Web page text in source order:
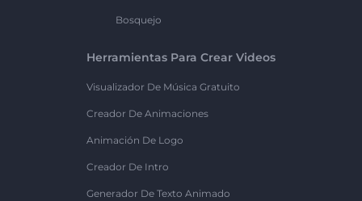
Bosquejo
Herramientas Para Crear Videos
Visualizador De Música Gratuito
Creador De Animaciones
Animación De Logo
Creador De Intro
Generador De Texto Animado